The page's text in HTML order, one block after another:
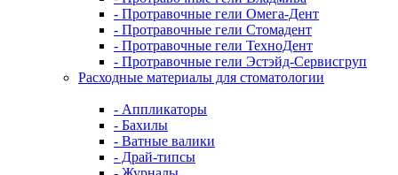
- Протравочные гели Омега-Дент
- Протравочные гели Стомадент
- Протравочные гели ТехноДент
- Протравочные гели Эстэйд-Сервисгруп
Расходные материалы для стоматологии
- Аппликаторы
- Бахилы
- Ватные валики
- Драй-типсы